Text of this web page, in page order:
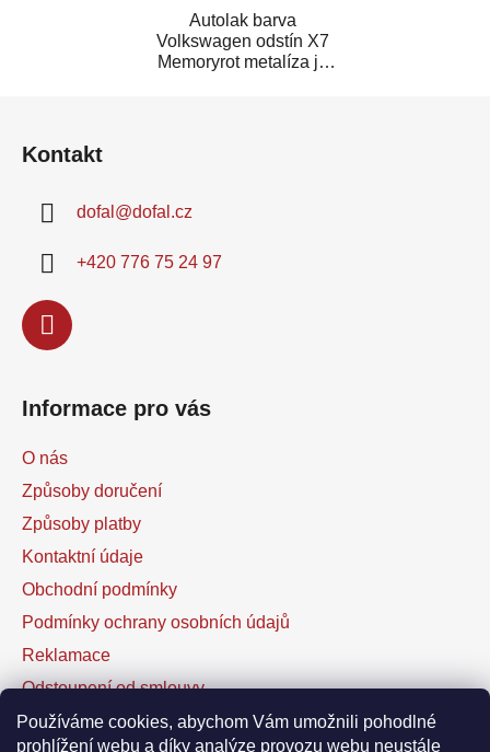
Používáme cookies, abychom Vám umožnili pohodlné
prohlížení webu a díky analýze provozu webu neustále
Autolak barva
Volkswagen odstín X7
Memoryrot metalíza je
Kontakt
dofal @dofal.cz
+420 776 75 24 97
Informace pro vás
O nás
Způsoby doručení
Způsoby platby
Kontaktní údaje
Obchodní podmínky
Podmínky ochrany osobních údajů
Reklamace
Odstoupení od smlouvy
Kontaktní formulář